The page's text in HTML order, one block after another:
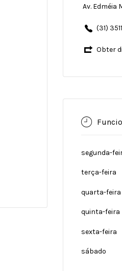
Av. Edméia
(31)
Obter
segunda-
terça-feira
quarta-feira
quinta-feira
sexta-feira
sábado